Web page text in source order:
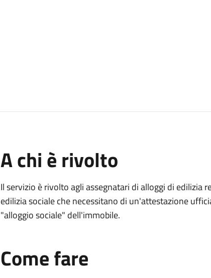
A chi è rivolto
Il servizio è rivolto agli assegnatari di alloggi di edilizia
edilizia sociale che necessitano di un'attestazione
"alloggio sociale" dell'immobile.
Come fare